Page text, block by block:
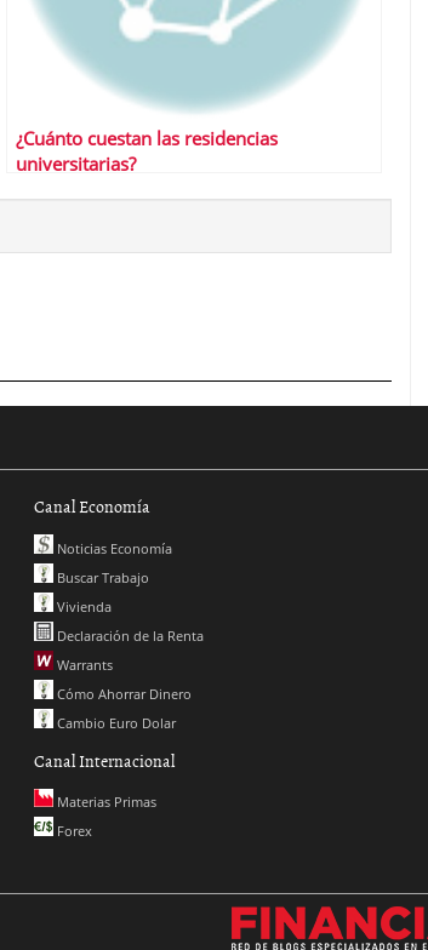
¿Cuánto cuestan las residencias
universitarias?
Canal Economía
Noticias Economía
Buscar Trabajo
Vivienda
Declaración de la Renta
Warrants
Cómo Ahorrar Dinero
Cambio Euro Dolar
Canal Internacional
Materias Primas
Forex